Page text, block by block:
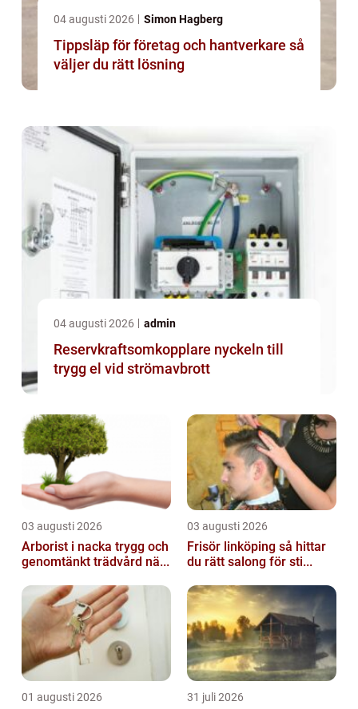
04 augusti 2026 Simon Hagberg
Tippsläp för företag och hantverkare så
väljer du rätt lösning
04 augusti 2026 admin
Reservkraftsomkopplare nyckeln till
trygg el vid strömavbrott
03 augusti 2026
Arborist i nacka trygg och
genomtänkt trädvård nä...
03 augusti 2026
Frisör linköping så hittar
du rätt salong för sti...
01 augusti 2026 31 juli 2026